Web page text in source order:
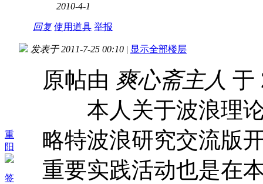
2010-4-1
回复 使用道具 举报
重
阳
签
发表于 2011-7-25 00:10 | 显示全部楼层
原帖由 爽心斋主人 于
本人关于波浪理论
略特波浪研究交流版
重要实践活动也是在